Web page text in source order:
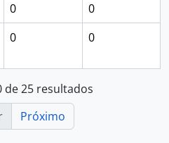
0
0
0 0
de 25 resultados
Próximo